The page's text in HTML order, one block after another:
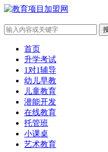
首页
升学考试
1对1辅导
幼儿早教
儿童教育
潜能开发
在线教育
托管班
小课桌
艺术教育